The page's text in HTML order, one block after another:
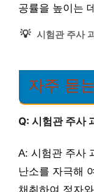
공률을 높이는
💡 시험관 주사
자주 묻
Q: 시험관 주사
A: 시험관 주사
난소를 자극해